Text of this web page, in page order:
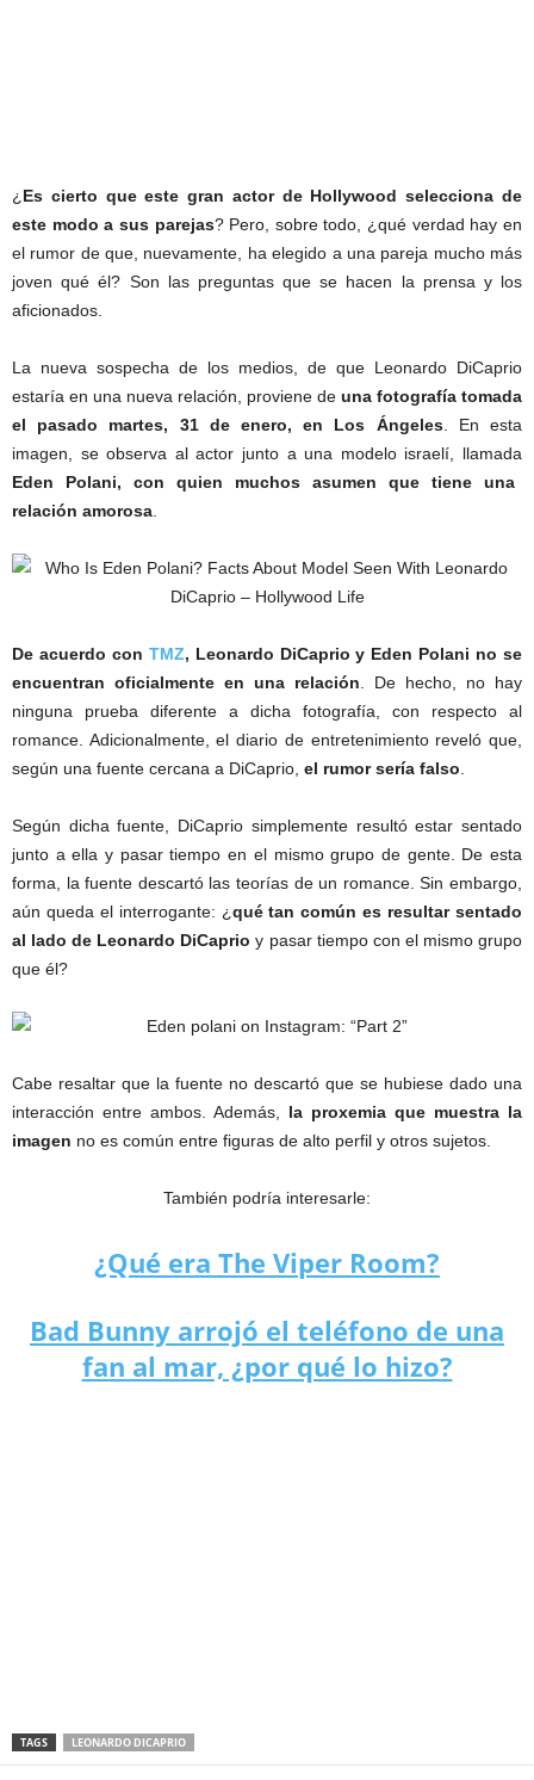
¿ Es cierto que este gran actor de Hollywood selecciona de
este modo a sus parejas? Pero, sobre todo, ¿qué verdad hay en
el rumor de que, nuevamente, ha elegido a una pareja mucho más
joven qué él? Son las preguntas que se hacen la prensa y los
aficionados.
La nueva sospecha de los medios, de que Leonardo DiCaprio
estaría en una nueva relación, proviene de una fotografía tomada
el pasado martes, 31 de enero, en Los Ángeles. En esta
imagen, se observa al actor junto a una modelo israelí, llamada
Eden Polani, con quien muchos asumen que tiene una
relación amorosa
De acuerdo con TMZ, Leonardo DiCaprio y Eden Polani no se
encuentran oficialmente en una relación . De hecho, no hay
ninguna prueba diferente a dicha fotografía, con respecto al
romance. Adicionalmente, el diario de entretenimiento reveló que,
según una fuente cercana a DiCaprio, el rumor sería falso
Según dicha fuente, DiCaprio simplemente resultó estar sentado
junto a ella y pasar tiempo en el mismo grupo de gente. De esta
forma, la fuente descartó las teorías de un romance. Sin embargo,
aún queda el interrogante: ¿qué tan común es resultar sentado
al lado de Leonardo DiCaprio y pasar tiempo con el mismo grupo
que él?
Cabe resaltar que la fuente no descartó que se hubiese dado una
interacción entre ambos. Además, la proxemia que muestra la
imagen no es común entre figuras de alto perfil y otros sujetos.
También podría interesarle:
¿Qué era The Viper Room?
Bad Bunny arrojó el teléfono de una
fan al mar, ¿por qué lo hizo?
TAGS LEONARDO DICAPRIO